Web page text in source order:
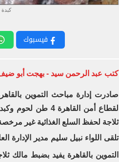
فيسبوك
كتب عبد الرحمن سيد - بهجت أبو
صادرت إدارة مباحث التموين
لقطاع أمن
ثلاجة لحفظ السلع الغذائية غير
تلقى اللواء نبيل سليم مدير
التموين بالقاهرة يفيد بضبط مالك